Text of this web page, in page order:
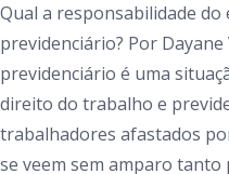
Qual a responsabilidade
previdenciário? Por
previdenciário é uma
direito do trabalho e
trabalhadores afastados
se veem sem amparo